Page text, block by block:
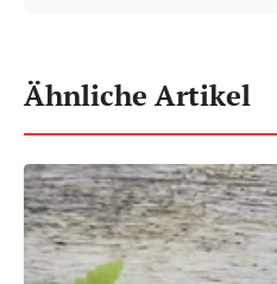
Ähnliche Artikel